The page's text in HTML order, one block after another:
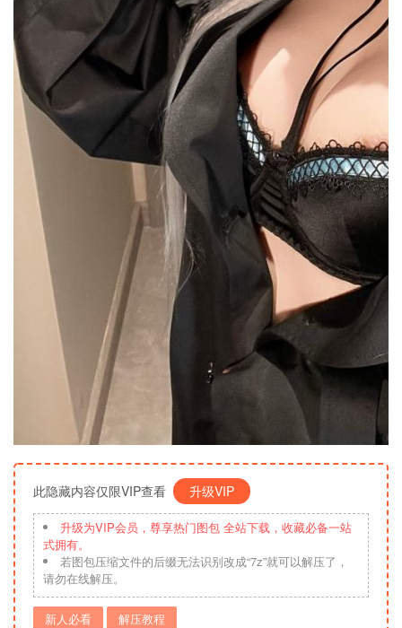
此隐藏内容仅限VIP查看 升级VIP
升级为VIP会员，尊享热门图包 全站下载，收藏必备一站
式拥有。
若图包压缩文件的后缀无法识别改成“7z”就可以解压了，
请勿在线解压。
新人必看 解压教程